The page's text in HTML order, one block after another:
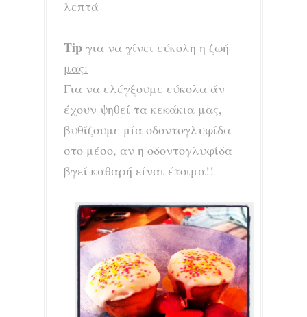
λεπτά
Tip για να γίνει εύκολη η ζωή
μας:
Για να ελέγξουμε εύκολα άν
έχουν ψηθεί τα κεκάκια μας,
βυθίζουμε μία οδοντογλυφίδα
στο μέσο, αν η οδοντογλυφίδα
βγεί καθαρή είναι έτοιμα!!